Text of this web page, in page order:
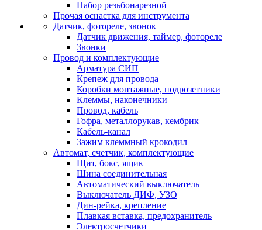
Набор резьбонарезной
Прочая оснастка для инструмента
Датчик, фотореле, звонок
Датчик движения, таймер, фотореле
Звонки
Провод и комплектующие
Арматура СИП
Крепеж для провода
Коробки монтажные, подрозетники
Клеммы, наконечники
Провод, кабель
Гофра, металлорукав, кембрик
Кабель-канал
Зажим клеммный крокодил
Автомат, счетчик, комплектующие
Щит, бокс, ящик
Шина соединительная
Автоматический выключатель
Выключатель ДИФ, УЗО
Дин-рейка, крепление
Плавкая вставка, предохранитель
Электросчетчики